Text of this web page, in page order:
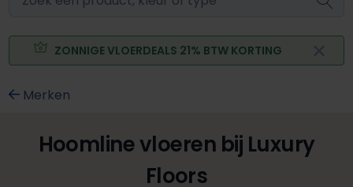
ZONNIGE VLOERDEALS 21% BTW KORTING
Merken
Hoomline vloeren bij Luxury
Floors